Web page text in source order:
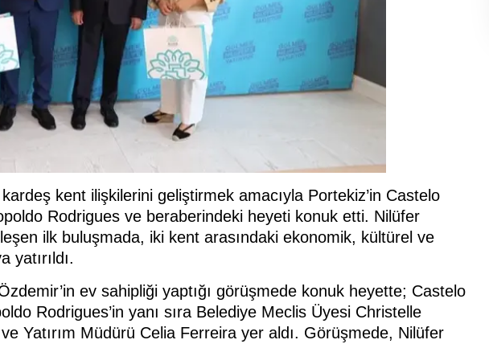
kent ilişkilerini geliştirmek amacıyla Portekiz’in Castelo
Rodrigues ve beraberindeki heyeti konuk etti. Nilüfer
ilk buluşmada, iki kent arasındaki ekonomik, kültürel ve
yatırıldı.
ev sahipliği yaptığı görüşmede konuk heyette; Castelo
Rodrigues’in yanı sıra Belediye Meclis Üyesi Christelle
Yatırım Müdürü Celia Ferreira yer aldı. Görüşmede, Nilüfer